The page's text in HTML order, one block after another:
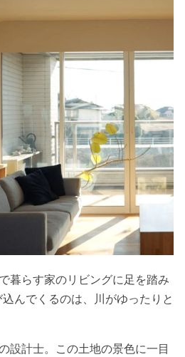
暮らす家のリビングに足を踏み
んでくるのは、川がゆったりと
設計士。この土地の景色に一目